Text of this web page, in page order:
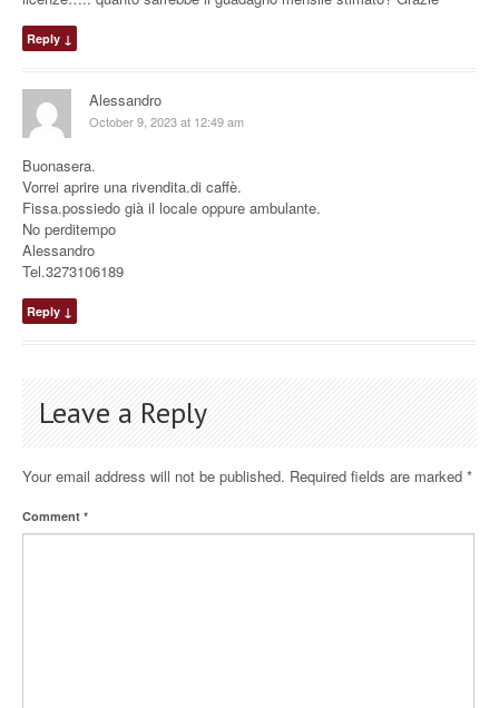
Reply ↓
Alessandro
October 9, 2023 at 12:49 am
Buonasera.
Vorrei aprire una rivendita.di caffè.
Fissa.possiedo già il locale oppure ambulante.
No perditempo
Alessandro
Tel.3273106189
Reply ↓
Leave a Reply
Your email address will not be published. Required fields are marked *
Comment *